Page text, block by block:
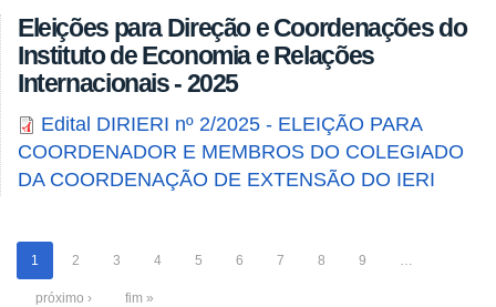
Eleições para Direção e Coordenações do
Instituto de Economia e Relações
Internacionais - 2025
Edital DIRIERI nº 2/2025 - ELEIÇÃO PARA
COORDENADOR E MEMBROS DO COLEGIADO
DA COORDENAÇÃO DE EXTENSÃO DO IERI
1 2 3 4 5 6 7 8 9 …
próximo › fim »